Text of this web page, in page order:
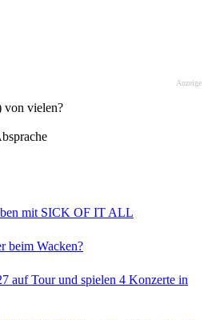
Anzeige
von vielen?
mit SICK OF IT ALL
beim Wacken?
auf Tour und spielen 4 Konzerte in